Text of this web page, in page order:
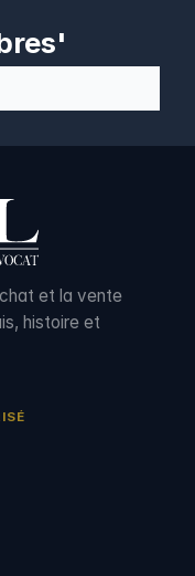
et la vente
histoire et